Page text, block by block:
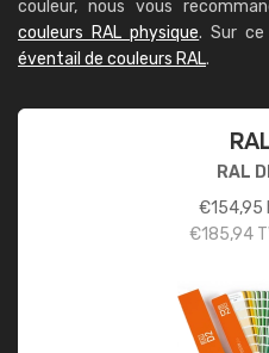
couleur, nous vous
couleurs RAL physique. Sur
éventail de couleurs RAL.
RAL
€154,95
€185,94